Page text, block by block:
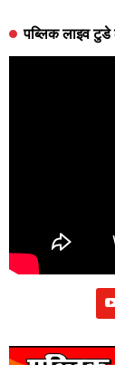
पब्लिक लाइव टुडे